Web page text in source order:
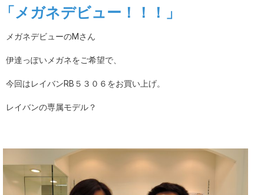
お客さまの声
ギャラリー
「メガネデビュー！！！」
メガネデビューのMさん
伊達っぽいメガネをご希望で、
今回はレイバンRB５３０６をお買い上げ。
レイバンの専属モデル？